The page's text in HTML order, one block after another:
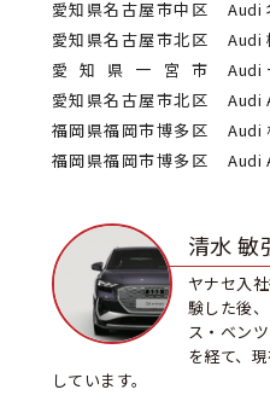
愛知県名古屋市中区
Audi
愛知県名古屋市北区
Audi
愛知県一宮市
Audi
愛知県名古屋市北区
Audi
福岡県福岡市博多区
Audi
福岡県福岡市博多区
Audi
清水 敏
ヤナセ入
験した後
ス・ベン
を経て、
しています。